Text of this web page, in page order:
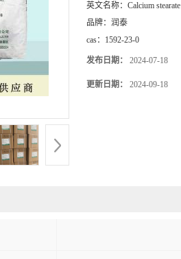
英文名称： Calcium stearate
品牌： 润泰
cas： 1592-23-0
发布日期： 2024-07-18
更新日期： 2024-09-18